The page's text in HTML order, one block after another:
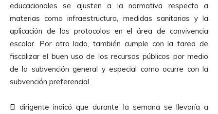
educacionales se ajusten a la normativa respecto a
materias como infraestructura, medidas sanitarias y la
aplicación de los protocolos en el área de convivencia
escolar. Por otro lado, también cumple con la tarea de
fiscalizar el buen uso de los recursos públicos por medio
de la subvención general y especial como ocurre con la
subvención preferencial.
El dirigente indicó que durante la semana se llevaría a